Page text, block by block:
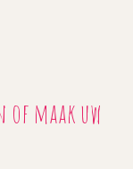
of maak uw